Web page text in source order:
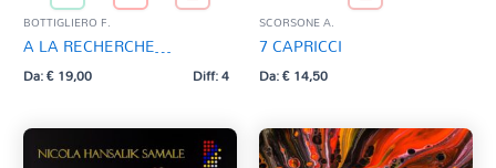
BOTTIGLIERO F.
A LA RECHERCHE…
Da:€19,00 Diff: 4
SCORSONE A.
7 CAPRICCI
Da:€14,50